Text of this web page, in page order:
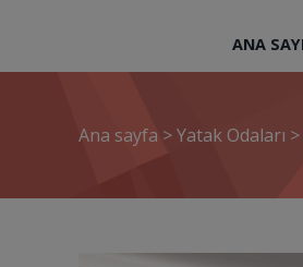
ANA
Ana sayfa >Yatak Odaları >